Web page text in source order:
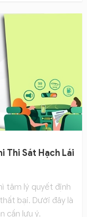
Thi Sát Hạch Lái
tâm lý quyết định
bại. Dưới đây là
cần lưu ý.